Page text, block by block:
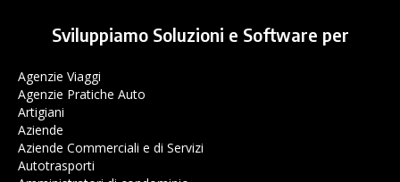
Sviluppiamo Soluzioni e Software per
Agenzie Viaggi
Agenzie Pratiche Auto
Artigiani
Aziende
Aziende Commerciali e di Servizi
Autotrasporti